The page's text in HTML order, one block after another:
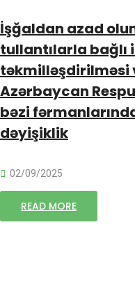
İşğaldan azad
tullantılarla bağlı
təkmilləşdirilməsi
Azərbaycan
bəzi
dəyişiklik
02/09/2025
READ MORE